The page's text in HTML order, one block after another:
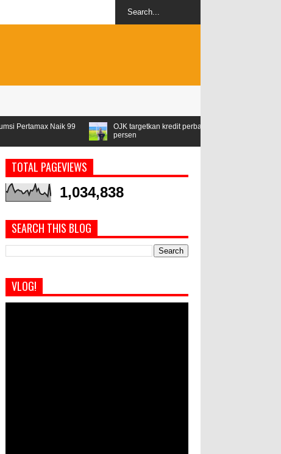
OJK targetkan kredit perbankan pada 2024 tumbuh 9-11
TOTAL PAGEVIEWS
1,034,838
SEARCH THIS BLOG
VLOG!